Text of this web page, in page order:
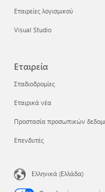
Εταιρείες λογισμικού
Visual Studio
Εταιρεία
Σταδιοδρομίες
Εταιρικά νέα
Προστασία προσωπικών
Επενδυτές
Ελληνικά (Ελλάδα)